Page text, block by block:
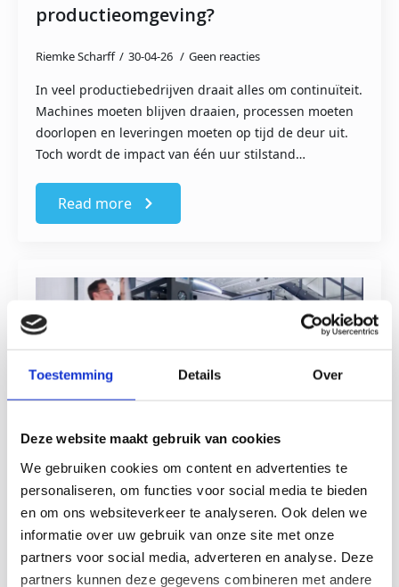
Toestemming Details Over
Deze website maakt gebruik van cookies
We gebruiken cookies om content en advertenties te
personaliseren, om functies voor social media te bieden
en om ons websiteverkeer te analyseren. Ook delen we
informatie over uw gebruik van onze site met onze
partners voor social media, adverteren en analyse. Deze
partners kunnen deze gegevens combineren met andere
productieomgeving?
Riemke Scharff 30-04-26 Geen reacties
In veel productiebedrijven draait alles om continuïteit.
Machines moeten blijven draaien, processen moeten
doorlopen en leveringen moeten op tijd de deur uit.
Toch wordt de impact van één uur stilstand…
Read more
Hoe stijgende energieprijzen de
businesscase van elektrificatie
versnellen
Riemke Scharff 31-03-26 Geen reacties